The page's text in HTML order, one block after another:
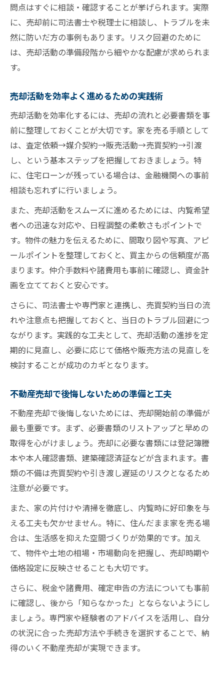
問点はすぐに相談・確認することが挙げられます。実際
に、売却前に司法書士や税理士に相談し、トラブルを未
然に防いだ方の事例もあります。リスク回避のために
は、売却活動の準備段階から細やかな配慮が求められま
す。
売却活動を効率よく進めるための実践術
売却活動を効率化するには、売却の流れと必要書類を事
前に整理しておくことが大切です。家を売る手順として
は、査定依頼→媒介契約→販売活動→売買契約→引渡
し、という基本ステップを把握しておきましょう。特
に、住宅ローンが残っている場合は、金融機関への事前
相談も忘れずに行いましょう。
また、売却活動をスムーズに進めるためには、内覧希望
者への迅速な対応や、日程調整の柔軟さもポイントで
す。物件の魅力を伝えるために、間取り図や写真、アピ
ールポイントを整理しておくと、買主からの信頼度が高
まります。仲介手数料や諸費用も事前に確認し、資金計
画を立てておくと安心です。
さらに、司法書士や専門家と連携し、売買契約当日の流
れや注意点も把握しておくと、当日のトラブル回避につ
ながります。実践的な工夫として、売却活動の進捗を定
期的に見直し、必要に応じて価格や販売方法の見直しを
検討することが成功のカギとなります。
不動産売却で後悔しないための準備と工夫
不動産売却で後悔しないためには、売却開始前の準備が
最も重要です。まず、必要書類のリストアップと早めの
取得を心がけましょう。売却に必要な書類には登記簿謄
本や本人確認書類、建築確認済証などが含まれます。書
類の不備は売買契約や引き渡し遅延のリスクとなるため
注意が必要です。
また、家の片付けや清掃を徹底し、内覧時に好印象を与
える工夫も欠かせません。特に、住んだまま家を売る場
合は、生活感を抑えた空間づくりが効果的です。加え
て、物件や土地の相場・市場動向を把握し、売却時期や
価格設定に反映させることも大切です。
さらに、税金や諸費用、確定申告の方法についても事前
に確認し、後から「知らなかった」とならないようにし
ましょう。専門家や経験者のアドバイスを活用し、自分
の状況に合った売却方法や手続きを選択することで、納
得のいく不動産売却が実現できます。